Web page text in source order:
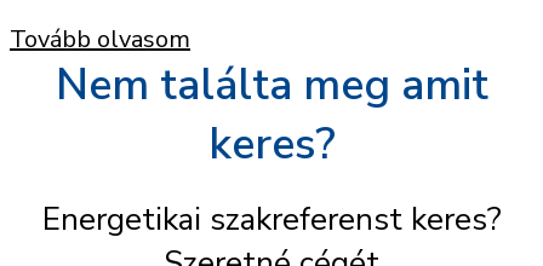
Tovább olvasom
Nem találta meg amit
keres?
Energetikai szakreferenst keres?